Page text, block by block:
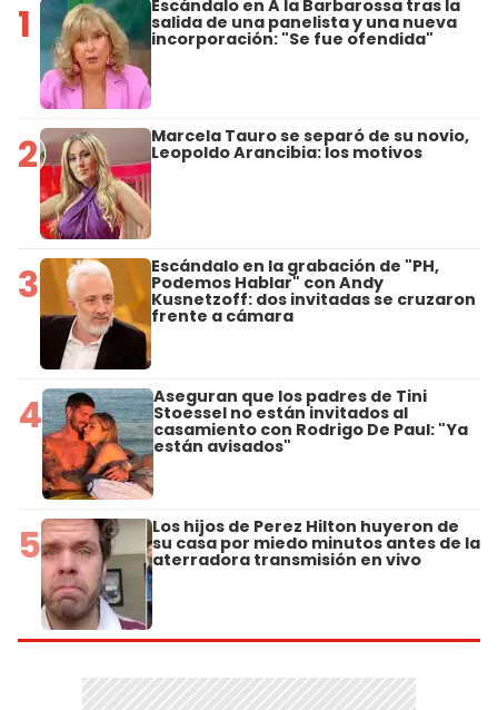
1 Escándalo en A la Barbarossa tras la
salida de una panelista y una nueva
incorporación: "Se fue ofendida"
2 Marcela Tauro se separó de su novio,
Leopoldo Arancibia: los motivos
3 Escándalo en la grabación de "PH,
Podemos Hablar" con Andy
Kusnetzoff: dos invitadas se cruzaron
frente a cámara
4 Aseguran que los padres de Tini
Stoessel no están invitados al
casamiento con Rodrigo De Paul: "Ya
están avisados"
5 Los hijos de Perez Hilton huyeron de
su casa por miedo minutos antes de la
aterradora transmisión en vivo